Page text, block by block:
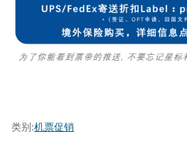
类别:机票促销